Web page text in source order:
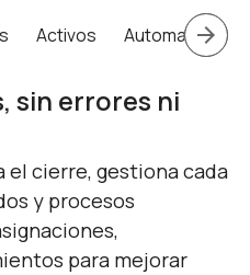
Activos Automatización
arrow_forward
sin errores ni
el cierre, gestiona cada
y procesos
para mejorar